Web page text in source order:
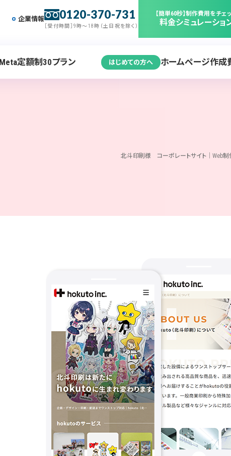
企業情報 0120-370-731
［受付時間］9時～18時（土日祝を除く）
【簡単60秒】制作費用をチェ
料金シミュレーショ
Meta定額制30プラン はじめての方へ ホームページ作成
北斗印刷様 コーポレートサイト｜Web制